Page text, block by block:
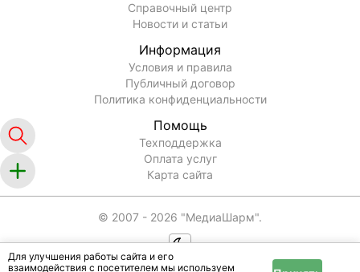
Для улучшения работы сайта и его
взаимодействия с посетителем мы используем
Справочный центр
Новости и статьи
Информация
Условия и правила
Публичный договор
Политика конфиденциальности
Помощь
Техподдержка
Оплата услуг
Карта сайта
© 2007 - 2026 "МедиаШарм".